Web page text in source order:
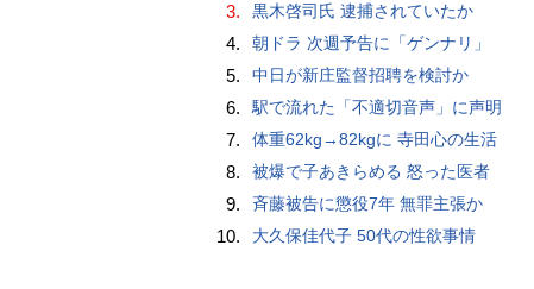
3. 黒木啓司氏 逮捕されていたか
4. 朝ドラ 次週予告に「ゲンナリ」
5. 中日が新庄監督招聘を検討か
6. 駅で流れた「不適切音声」に声明
7. 体重62kg→82kgに 寺田心の生活
8. 被爆で子あきらめる 怒った医者
9. 斉藤被告に懲役7年 無罪主張か
10. 大久保佳代子 50代の性欲事情